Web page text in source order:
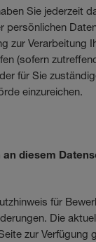
Sie jederzeit
persönlichen
zur Verarbeitung
(sofern
für Sie
einzureichen.
an diesem
für
Die
zur Verfügung